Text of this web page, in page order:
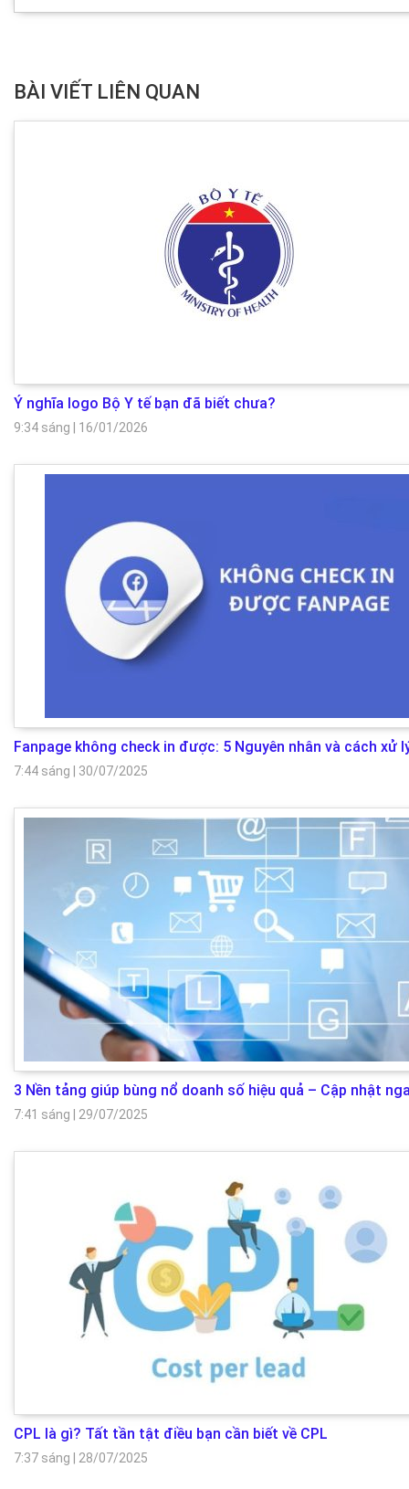
BÀI VIẾT LIÊN QUAN
Ý nghĩa logo Bộ Y tế bạn đã biết chưa?
9:34 sáng 16/01/2026
Fanpage không check in được: 5 Nguyên nhân và cách xử
7:44 sáng 30/07/2025
3 Nền tảng giúp bùng nổ doanh số hiệu quả – Cập nhật
7:41 sáng 29/07/2025
CPL là gì? Tất tần tật điều bạn cần biết về CPL
7:37 sáng 28/07/2025